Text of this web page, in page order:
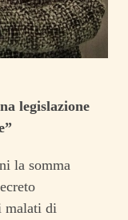
legislazione
la somma
malati di